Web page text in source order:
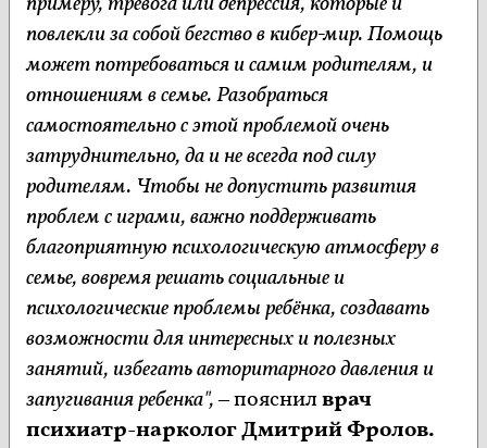
повлекли за собой бегство в кибер-мир. Помощь
может потребоваться и самим родителям, и
отношениям в семье. Разобраться
самостоятельно с этой проблемой очень
затруднительно, да и не всегда под силу
родителям. Чтобы не допустить развития
проблем с играми, важно поддерживать
благоприятную психологическую атмосферу в
семье, вовремя решать социальные и
психологические проблемы ребёнка, создавать
возможности для интересных и полезных
занятий, избегать авторитарного давления и
запугивания ребенка",– пояснилврач
психиатр-нарколог Дмитрий Фролов.